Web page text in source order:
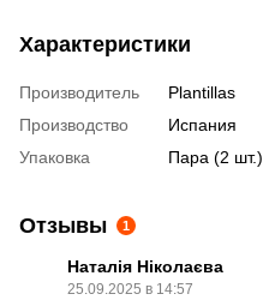
Характеристики
Производитель
Plantillas
Производство
Испания
Упаковка
Пара (2 шт.)
Отзывы 1
Наталія Ніколаєва
25.09.2025 в 14:57